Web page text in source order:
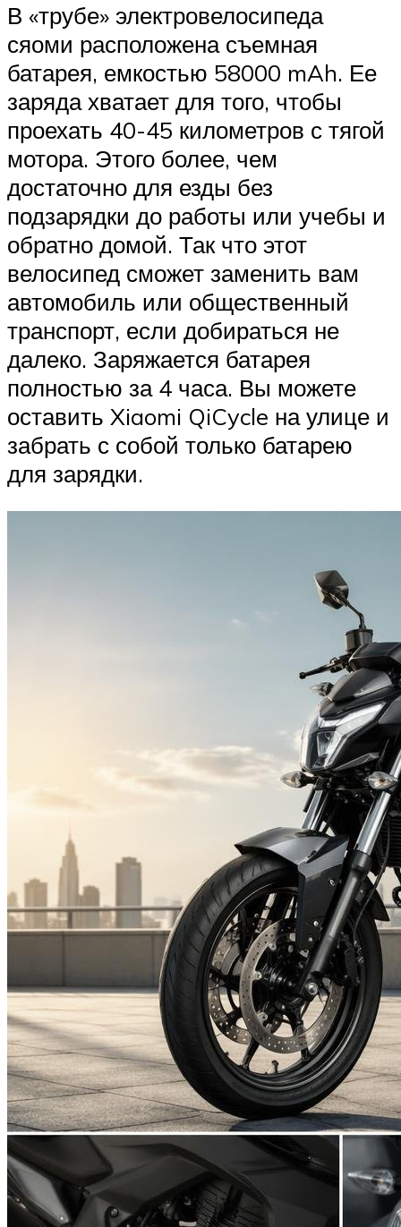
В «трубе» электровелосипеда
сяоми расположена съемная
батарея, емкостью 58000 mAh. Ее
заряда хватает для того, чтобы
проехать 40-45 километров с тягой
мотора. Этого более, чем
достаточно для езды без
подзарядки до работы или учебы и
обратно домой. Так что этот
велосипед сможет заменить вам
автомобиль или общественный
транспорт, если добираться не
далеко. Заряжается батарея
полностью за 4 часа. Вы можете
оставить Xiaomi QiCycle на улице и
забрать с собой только батарею
для зарядки.